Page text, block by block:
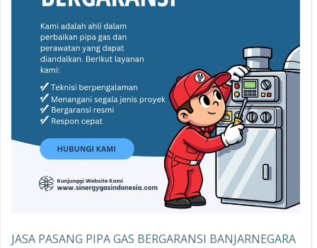
JASA PASANG PIPA GAS BERGARANSI BANJARNEGARA